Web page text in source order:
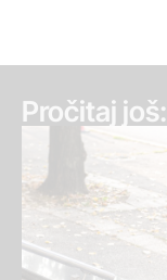
Pročitaj još: